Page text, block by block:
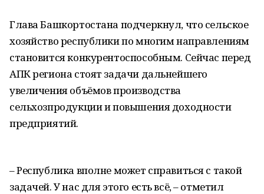
Глава Башкортостана подчеркнул, что сельское
хозяйство республики по многим направлениям
становится конкурентоспособным. Сейчас перед
АПК региона стоят задачи дальнейшего
увеличения объёмов производства
сельхозпродукции и повышения доходности
предприятий.
– Республика вполне может справиться с такой
задачей. У нас для этого есть всё, – отметил